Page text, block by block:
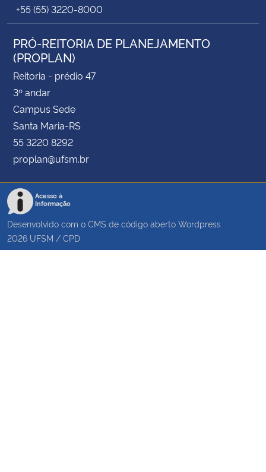
+55 (55) 3220-8000
PRÓ-REITORIA DE PLANEJAMENTO
(PROPLAN)
Reitoria - prédio 47
3º andar
Campus Sede
Santa Maria-RS
55 3220 8292
proplan@ufsm.br
Acesso à
Informação
Desenvolvido com o CMS de código aberto Wordpress
2026 UFSM / CPD